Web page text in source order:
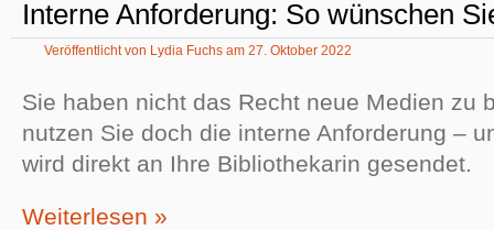
Interne Anforderung: So wünschen
Veröffentlicht von Lydia Fuchs am 27. Oktober 2022
Sie haben nicht das Recht neue Medien zu
nutzen Sie doch die interne Anforderung –
wird direkt an Ihre Bibliothekarin gesendet.
Weiterlesen »